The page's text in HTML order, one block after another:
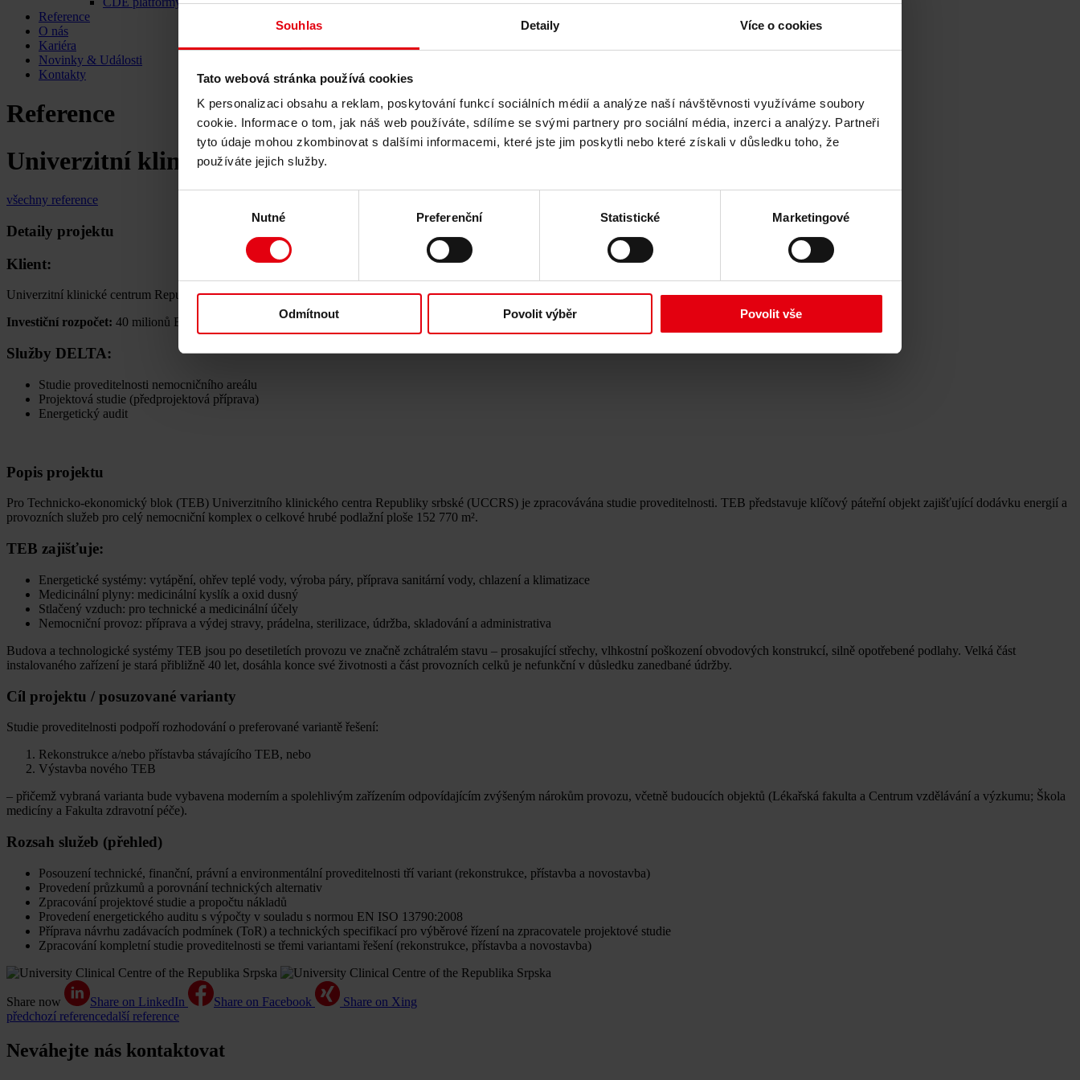
Souhlas Detaily Více o cookies
Tato webová stránka používá cookies
K personalizaci obsahu a reklam, poskytování funkcí sociálních médií a analýze naší návštěvnosti využíváme soubory
cookie. Informace o tom, jak náš web používáte, sdílíme se svými partnery pro sociální média, inzerci a analýzy. Partneři
tyto údaje mohou zkombinovat s dalšími informacemi, které jste jim poskytli nebo které získali v důsledku toho, že
používáte jejich služby.
Nutné Preferenční Statistické Marketingové
Odmítnout Povolit výběr Povolit vše
Reference
O nás
Kariéra
Novinky & Události
Kontakty
Reference
Univerzitní klinické centrum Republiky srbské (UCCRS), Banja Luka
všechny reference
Detaily projektu
Klient:
Univerzitní klinické centrum Republiky srbské (UCCRS), Banja Luka
Investiční rozpočet: 40 milionů EUR
Služby DELTA:
Studie proveditelnosti nemocničního areálu
Projektová studie (předprojektová příprava)
Energetický audit
Popis projektu
Pro Technicko-ekonomický blok (TEB) Univerzitního klinického centra Republiky srbské (UCCRS) je zpracovávána studie proveditelnosti. TEB představuje klíčový páteřní objekt zajišťující dodávku energií a
provozních služeb pro celý nemocniční komplex o celkové hrubé podlažní ploše 152 770 m².
TEB zajišťuje:
Energetické systémy: vytápění, ohřev teplé vody, výroba páry, příprava sanitární vody, chlazení a klimatizace
Medicinální plyny: medicinální kyslík a oxid dusný
Stlačený vzduch: pro technické a medicinální účely
Nemocniční provoz: příprava a výdej stravy, prádelna, sterilizace, údržba, skladování a administrativa
Budova a technologické systémy TEB jsou po desetiletích provozu ve značně zchátralém stavu – prosakující střechy, vlhkostní poškození obvodových konstrukcí, silně opotřebené podlahy. Velká část
instalovaného zařízení je stará přibližně 40 let, dosáhla konce své životnosti a část provozních celků je nefunkční v důsledku zanedbané údržby.
Cíl projektu / posuzované varianty
Studie proveditelnosti podpoří rozhodování o preferované variantě řešení:
Rekonstrukce a/nebo přístavba stávajícího TEB, nebo
Výstavba nového TEB
– přičemž vybraná varianta bude vybavena moderním a spolehlivým zařízením odpovídajícím zvýšeným nárokům provozu, včetně budoucích objektů (Lékařská fakulta a Centrum vzdělávání a výzkumu; Škola
medicíny a Fakulta zdravotní péče).
Rozsah služeb (přehled)
Posouzení technické, finanční, právní a environmentální proveditelnosti tří variant (rekonstrukce, přístavba a novostavba)
Provedení průzkumů a porovnání technických alternativ
Zpracování projektové studie a propočtu nákladů
Provedení energetického auditu s výpočty v souladu s normou EN ISO 13790:2008
Příprava návrhu zadávacích podmínek (ToR) a technických specifikací pro výběrové řízení na zpracovatele projektové studie
Zpracování kompletní studie proveditelnosti se třemi variantami řešení (rekonstrukce, přístavba a novostavba)
Share now Share on LinkedIn Share on Facebook
Share on Xing
předchozí referencedalší reference
Neváhejte nás kontaktovat